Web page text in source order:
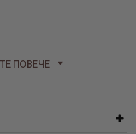
кристали от Sw®. Това е
изработена изящно от
ПОВЕЧЕ